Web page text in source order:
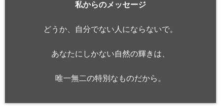
私からのメッセージ
どうか、自分でない人にならないで。
あなたにしかない自然の輝きは、
唯一無二の特別なものだから。